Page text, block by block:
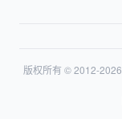
版权所有 © 2012-2026